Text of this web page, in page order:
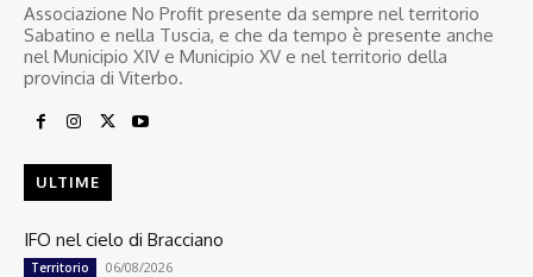
Associazione No Profit presente da sempre nel territorio
Sabatino e nella Tuscia, e che da tempo è presente anche
nel Municipio XIV e Municipio XV e nel territorio della
provincia di Viterbo.
ULTIME
IFO nel cielo di Bracciano
Territorio 06/08/2026